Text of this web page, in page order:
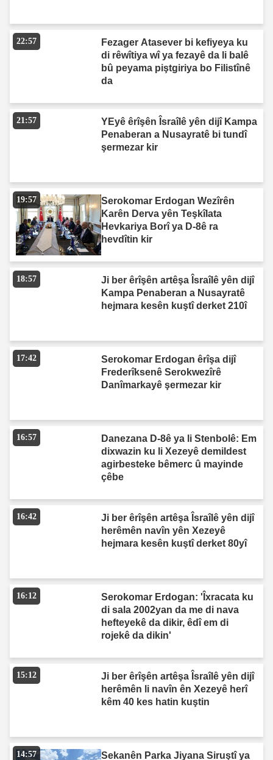
22:57
Fezager Atasever bi kefiyeya ku
di rêwîtiya wî ya fezayê da li balê
bû peyama piştgiriya bo Filistînê
da
21:57
YEyê êrîşên Îsraîlê yên dijî Kampa
Penaberan a Nusayratê bi tundî
şermezar kir
19:57
Serokomar Erdogan Wezîrên
Karên Derva yên Teşkîlata
Hevkariya Borî ya D-8ê ra
hevdîtin kir
18:57
Ji ber êrîşên artêşa Îsraîlê yên dijî
Kampa Penaberan a Nusayratê
hejmara kesên kuştî derket 210î
17:42
Serokomar Erdogan êrîşa dijî
Frederîksenê Serokwezîrê
Danîmarkayê şermezar kir
16:57
Danezana D-8ê ya li Stenbolê: Em
dixwazin ku li Xezeyê demildest
agirbesteke bêmerc û mayinde
çêbe
16:42
Ji ber êrîşên artêşa Îsraîlê yên dijî
herêmên navîn yên Xezeyê
hejmara kesên kuştî derket 80yî
16:12
Serokomar Erdogan: 'Îxracata ku
di sala 2002yan da me di nava
hefteyekê da dikir, êdî em di
rojekê da dikin'
15:12
Ji ber êrîşên artêşa Îsraîlê yên dijî
herêmên li navîn ên Xezeyê herî
kêm 40 kes hatin kuştin
14:57 Sekanên Parka Jiyana Siruştî ya